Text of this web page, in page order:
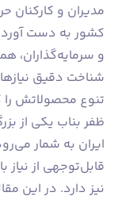
مدیران و کارکنان
کشور به دست
و سرمایه‌گذاران،
شناخت دقیق
تنوع محصولاتش
ظفر بناب یکی از
ایران به شمار
قابل‌توجهی از نیاز
نیز دارد. در این